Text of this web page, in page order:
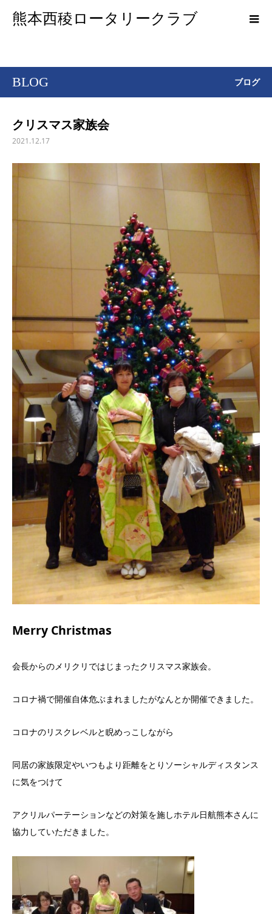
熊本西稜ロータリークラブ
BLOG ブログ
クリスマス家族会
2021.12.17
Merry Christmas
会長からのメリクリではじまったクリスマス家族会。
コロナ禍で開催自体危ぶまれましたがなんとか開催できました。
コロナのリスクレベルと睨めっこしながら
同居の家族限定やいつもより距離をとりソーシャルディスタンス
に気をつけて
アクリルパーテーションなどの対策を施しホテル日航熊本さんに
協力していただきました。